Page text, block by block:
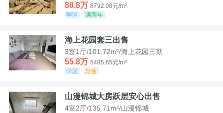
88.8万 8792.08元/m²
学区
满两年
海上花园套三出售
3室1厅/101.72m²/海上花园三期
55.8万 5485.65元/m²
学区
急售
山漫锦城大房跃层安心出售
4室2厅/135.71m²/山漫锦城